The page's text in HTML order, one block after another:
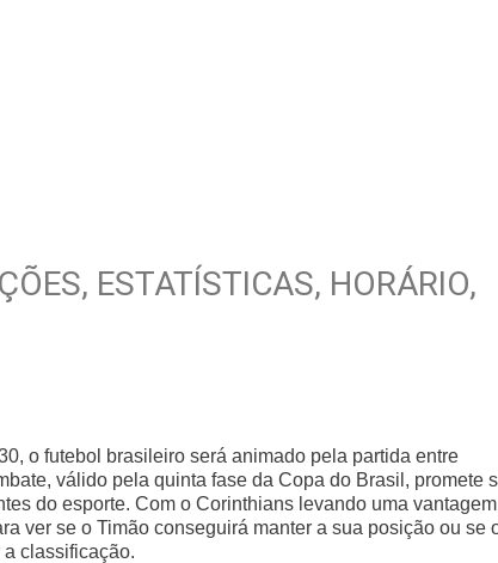
ESTATÍSTICAS, HORÁRIO,
o futebol brasileiro será animado pela partida entre
válido pela quinta fase da Copa do Brasil, promete
do esporte. Com o Corinthians levando uma
ver se o Timão conseguirá manter a sua posição ou se
classificação.